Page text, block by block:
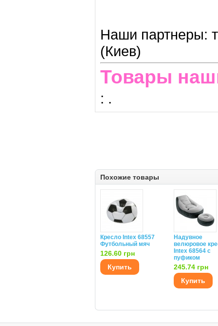
Наши партнеры:
(Киев)
Товары
: .
Похожие товары
Кресло Intex 68557
Футбольный мяч
126.60 грн
Купить
Надувное
велюровое
Intex 68564 с
пуфиком
245.74 грн
Купить